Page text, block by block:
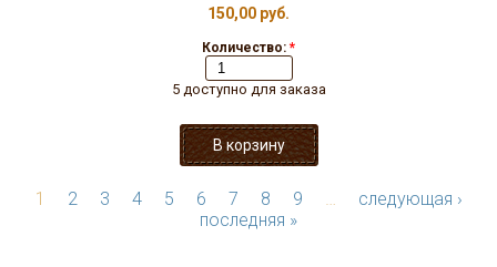
150,00 руб.
Количество: *
5 доступно для заказа
1 2 3 4 5 6 7 8 9 …
следующая ›
последняя »